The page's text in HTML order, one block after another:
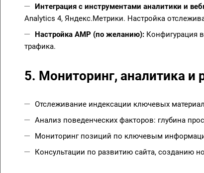
Интеграция с инструментами аналитики и
Analytics 4, Яндекс.Метрики. Настройка
Настройка AMP (по желанию): Конфигурация
трафика.
5. Мониторинг, аналитика и
Отслеживание индексации ключевых
Анализ поведенческих факторов: глубина
Мониторинг позиций по ключевым
Консультации по развитию сайта, созданию